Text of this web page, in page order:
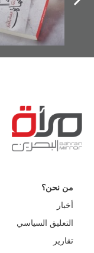
الفداء لمركز أوال
للدراسات والتوثيق
من نحن؟
أخبار
التعليق السياسي
تقارير